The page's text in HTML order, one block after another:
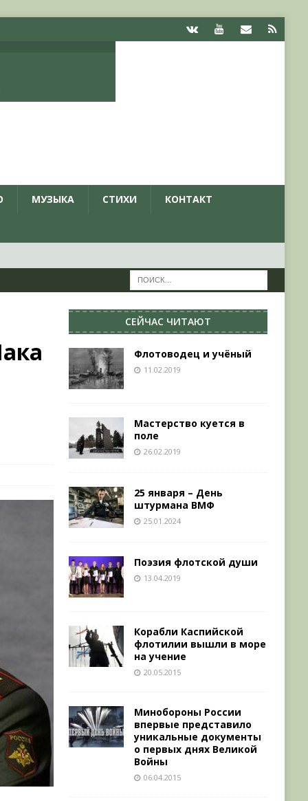
МУЗЫКА СТИХИ КОНТАКТ
СЕЙЧАС ЧИТАЮТ
Флотоводец и учёный
11.02.2019
Мастерство куется в
поле
26.02.2019
25 января – День
штурмана ВМФ
25.01.2024
Поэзия флотской души
13.04.2019
Корабли Каспийской
флотилии вышли в море
на учение
20.05.2015
Минобороны России
впервые представило
уникальные документы
о первых днях Великой
Войны
06.04.2015